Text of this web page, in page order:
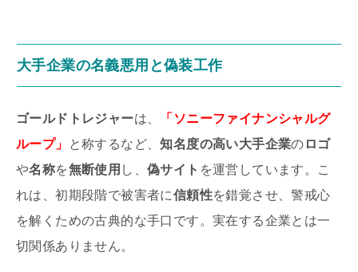
大手企業の名義悪用 と偽装工作
ゴールドトレジャーは、
「ソニーファイナンシャルグ
ループ」
と称するなど、知名度の高い大手企業の ロゴ
や名称を無断使用 し、偽サイト を運営しています。こ
れは、初期段階で被害者に信頼性を錯覚させ、警戒心
を解くための古典的な手口です。実在する企業とは一
切関係ありません。